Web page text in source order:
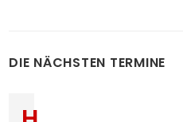
DIE NÄCHSTEN TERMINE